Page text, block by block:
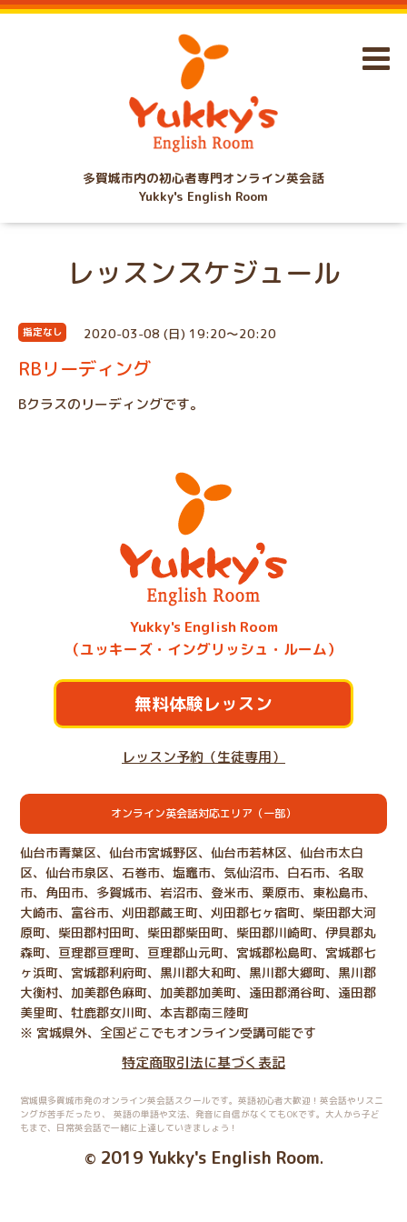
多賀城市内の初心者専門オンライン英会話
Yukky's English Room
レッスンスケジュール
指定なし 2020-03-08 (日) 19:20～20:20
RBリーディング
Bクラスのリーディングです。
Yukky's English Room
（ユッキーズ・イングリッシュ・ルーム）
無料体験レッスン
レッスン予約（生徒専用）
オンライン英会話対応エリア（一部）
仙台市青葉区、仙台市宮城野区、仙台市若林区、仙台市太白
区、仙台市泉区、石巻市、塩竈市、気仙沼市、白石市、名取
市、角田市、多賀城市、岩沼市、登米市、栗原市、東松島市、
大崎市、富谷市、刈田郡蔵王町、刈田郡七ヶ宿町、柴田郡大河
原町、柴田郡村田町、柴田郡柴田町、柴田郡川崎町、伊具郡丸
森町、亘理郡亘理町、亘理郡山元町、宮城郡松島町、宮城郡七
ヶ浜町、宮城郡利府町、黒川郡大和町、黒川郡大郷町、黒川郡
大衡村、加美郡色麻町、加美郡加美町、遠田郡涌谷町、遠田郡
美里町、牡鹿郡女川町、本吉郡南三陸町
※ 宮城県外、全国どこでもオンライン受講可能です
特定商取引法に基づく表記
宮城県多賀城市発のオンライン英会話スクールです。英語初心者大歓迎！英会話やリスニ
ングが苦手だったり、
英語の単語や文法、発音に自信がなくてもOKです。大人から子ど
もまで、日常英会話で一緒に上達していきましょう！
© 2019 Yukky's English Room.